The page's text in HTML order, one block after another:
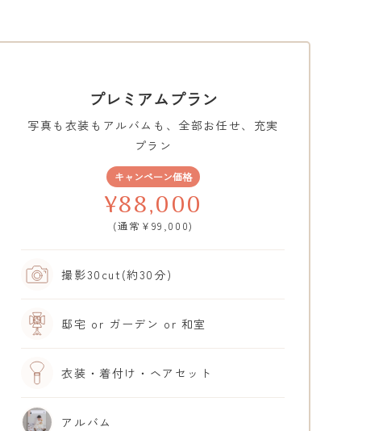
プレミアムプラン
写真も衣装もアルバムも、全部お任せ、充実
プラン
キャンペーン価格
¥88,000
(通常¥99,000)
撮影30cut(約30分)
邸宅 or ガーデン or 和室
衣装・着付け・ヘアセット
アルバム